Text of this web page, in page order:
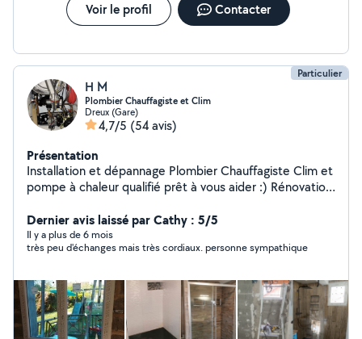
Voir le profil Contacter
Particulier
H M
Plombier Chauffagiste et Clim
Dreux (Gare)
4,7/5 (54 avis)
Présentation
Installation et dépannage Plombier Chauffagiste Clim et
pompe à chaleur qualifié prêt à vous aider :) Rénovation
Dernier avis laissé par Cathy : 5/5
Il y a plus de 6 mois
très peu d'échanges mais très cordiaux. personne sympathique